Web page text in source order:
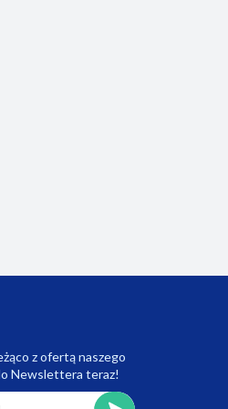
z ofertą naszego
Newslettera teraz!